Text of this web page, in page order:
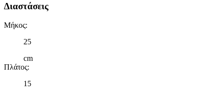
Διαστάσεις
Μήκος:
25
cm
Πλάτος:
15